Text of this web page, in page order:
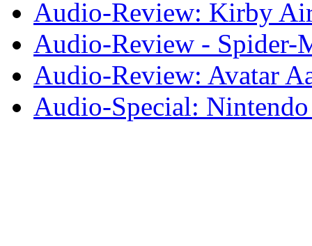
Audio-Review: Kirby
Audio-Review - Spider-
Audio-Review: Avatar
Audio-Special: